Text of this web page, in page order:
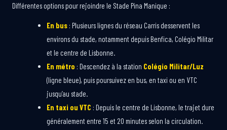
Différentes options pour rejoindre le Stade Pina Manique :
En bus: Plusieurs lignes du réseau Carris desservent les
environs du stade, notamment depuis Benfica, Colégio Militar
et le centre de Lisbonne.
En métro : Descendez à la station Colégio Militar/Luz
(ligne bleue), puis poursuivez en bus, en taxi ou en VTC
jusqu’au stade.
En taxi ou VTC : Depuis le centre de Lisbonne, le trajet dure
généralement entre 15 et 20 minutes selon la circulation.